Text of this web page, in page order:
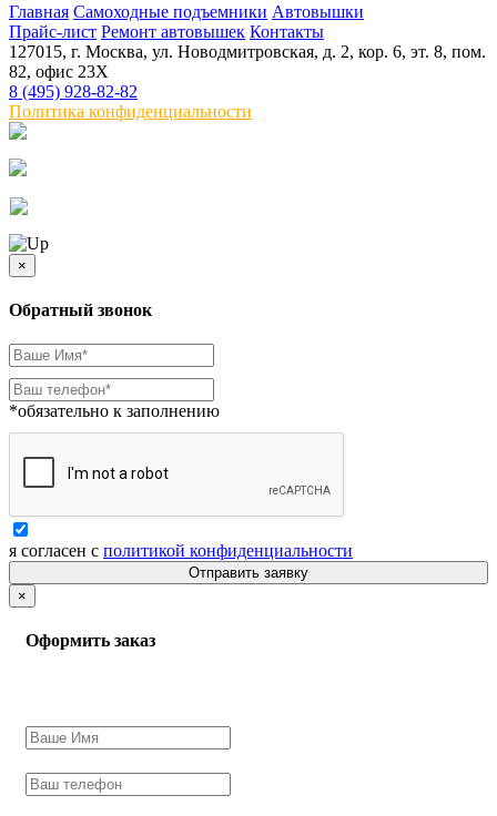
Главная Самоходные подъемники Автовышки
Прайс-лист Ремонт автовышек Контакты
127015, г. Москва, ул. Новодмитровская, д. 2, кор. 6, эт. 8, пом.
82, офис 23Х
8 (495) 928-82-82
Политика конфиденциальности
×
Обратный звонок
*обязательно к заполнению
я согласен с политикой конфиденциальности
Отправить заявку
×
Оформить заказ